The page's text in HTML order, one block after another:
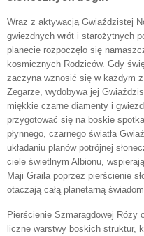
Wraz z aktywacją Gwiaździstej
gwiezdnych wrót i starożytnych
planecie rozpoczęło się
kosmicznych Rodziców. Gdy
zaczyna wznosić się w każdym
Zegarze, wydobywa jej
miękkie czarne diamenty i
przygotować się na boskie
płynnego, czarnego światła
układaniu planów potrójnej
ciele świetlnym Albionu,
Maji Graila poprzez pierścienie
otaczają całą planetarną
Pierścienie Szmaragdowej Róży
liczne warstwy boskich struktur,